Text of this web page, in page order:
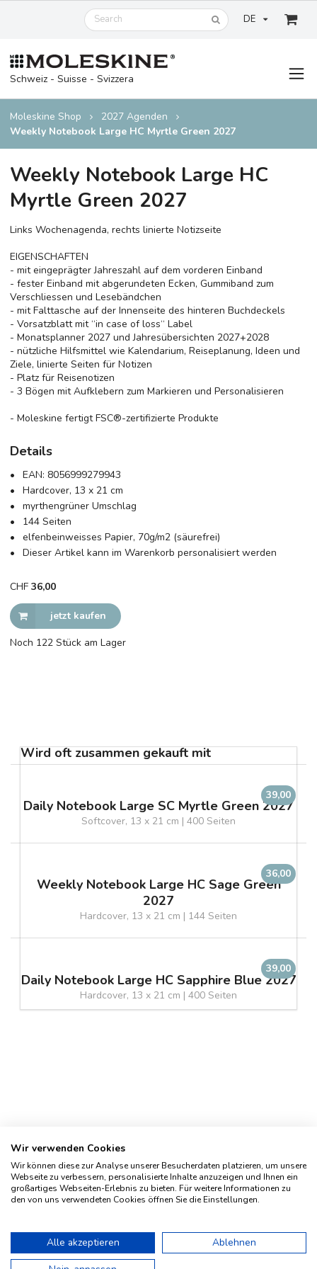
DE
Schweiz - Suisse - Svizzera
Moleskine Shop
2027 Agenden
Weekly Notebook Large HC Myrtle Green 2027
Weekly Notebook Large HC
Myrtle Green 2027
Links Wochenagenda, rechts linierte Notizseite
EIGENSCHAFTEN
- mit eingeprägter Jahreszahl auf dem vorderen Einband
- fester Einband mit abgerundeten Ecken, Gummiband zum
Verschliessen und Lesebändchen
- mit Falttasche auf der Innenseite des hinteren Buchdeckels
- Vorsatzblatt mit ‘‘in case of loss‘‘ Label
- Monatsplanner 2027 und Jahresübersichten 2027+2028
- nützliche Hilfsmittel wie Kalendarium, Reiseplanung, Ideen und
Ziele, linierte Seiten für Notizen
- Platz für Reisenotizen
- 3 Bögen mit Aufklebern zum Markieren und Personalisieren
- Moleskine fertigt FSC®-zertifizierte Produkte
Details
EAN: 8056999279943
Hardcover, 13 x 21 cm
myrthengrüner Umschlag
144 Seiten
elfenbeinweisses Papier, 70g/m2 (säurefrei)
Dieser Artikel kann im Warenkorb personalisiert werden
CHF 36,00
jetzt kaufen
Noch 122 Stück am Lager
Wird oft zusammen gekauft mit
39,00
Daily Notebook Large SC Myrtle Green 2027
Softcover, 13 x 21 cm | 400 Seiten
36,00
Weekly Notebook Large HC Sage Green
2027
Hardcover, 13 x 21 cm | 144 Seiten
39,00
Daily Notebook Large HC Sapphire Blue 2027
Hardcover, 13 x 21 cm | 400 Seiten
Impressum
Geschichte
Kontakt
Wir verwenden Cookies
Wir können diese zur Analyse unserer Besucherdaten platzieren, um unsere
Webseite zu verbessern, personalisierte Inhalte anzuzeigen und Ihnen ein
großartiges Webseiten-Erlebnis zu bieten. Für weitere Informationen zu
den von uns verwendeten Cookies öffnen Sie die Einstellungen.
Alle akzeptieren
Ablehnen